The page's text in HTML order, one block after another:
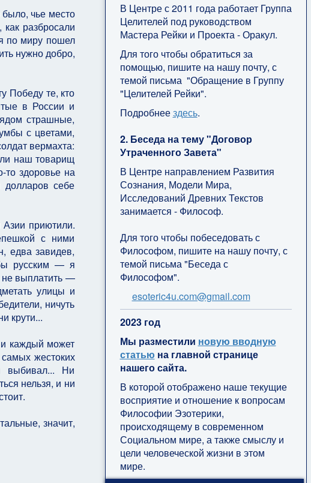
было, чье место
разбросали
по миру пошел
нужно добро,
Победу те, кто
в России и
страшные,
с цветами,
вермахта:
наш товарищ
здоровье на
себе
приютили.
с ними
едва завидев,
русским — я
не выплатить —
улицы и
ничуть
крути...
каждый может
жестоких
выбивал... Ни
нельзя, и ни
значит,
В Центре с 2011 года работает Группа
Целителей под руководством
Мастера Рейки и Проекта - Оракул.
Для того чтобы обратиться за
помощью, пишите на нашу почту, с
темой письма "Обращение в Группу
"Целителей Рейки".
Подробнеездесь.
2. Беседа на тему "Договор
Утраченного Завета"
В Центре направлением Развития
Сознания, Модели Мира,
Исследований Древних Текстов
занимается - Философ.
Для того чтобы побеседовать с
Философом, пишите на нашу почту, с
темой письма "Беседа с
Философом".
esoteric4u.com@gmail.com
2023 год
Мы разместили новую вводную
статью на главной странице
нашего сайта.
В которой отображено наше текущие
восприятие и отношение к вопросам
Философии Эзотерики,
происходящему в современном
Социальном мире, а также смыслу и
цели человеческой жизни в этом
мире.